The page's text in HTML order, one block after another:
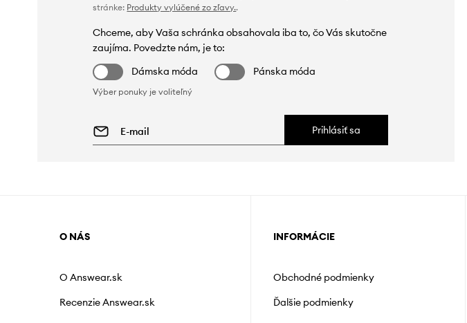
stránke: Produkty vylúčené zo zľavy..
Chceme, aby Vaša schránka obsahovala iba to, čo Vás skutočne
zaujíma. Povedzte nám, je to:
Dámska móda
Pánska móda
Výber ponuky je voliteľný
Prihlásiť sa
O NÁS
O Answear.sk
Recenzie Answear.sk
INFORMÁCIE
Obchodné podmienky
Ďalšie podmienky